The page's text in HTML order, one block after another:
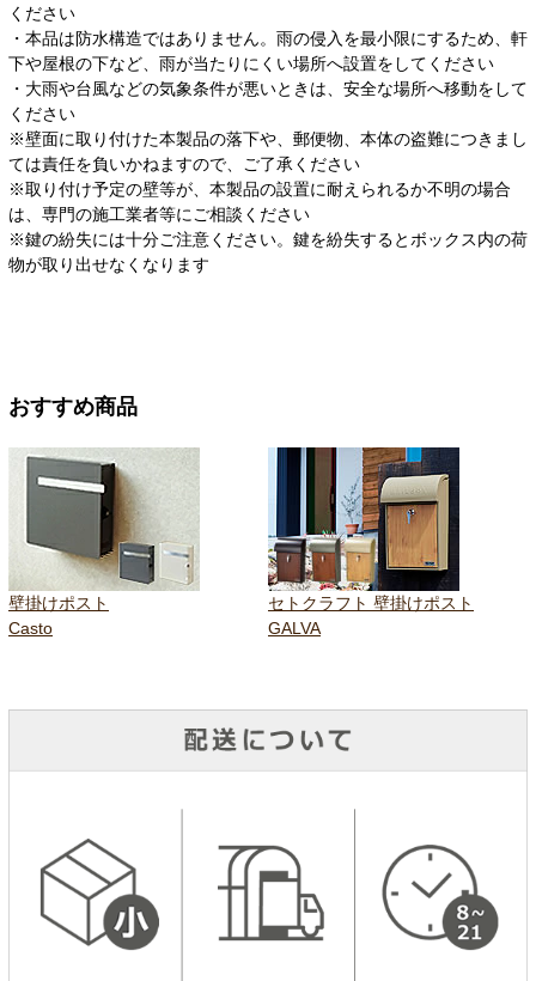
ください
・本品は防水構造ではありません。雨の侵入を最小限にするため、軒
下や屋根の下など、雨が当たりにくい場所へ設置をしてください
・大雨や台風などの気象条件が悪いときは、安全な場所へ移動をして
ください
※壁面に取り付けた本製品の落下や、郵便物、本体の盗難につきまし
ては責任を負いかねますので、ご了承ください
※取り付け予定の壁等が、本製品の設置に耐えられるか不明の場合
は、専門の施工業者等にご相談ください
※鍵の紛失には十分ご注意ください。鍵を紛失するとボックス内の荷
物が取り出せなくなります
おすすめ商品
壁掛けポスト
Casto
セトクラフト 壁掛けポスト
GALVA